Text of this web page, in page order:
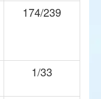
174/239
1/33